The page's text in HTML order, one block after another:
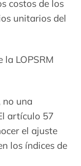
costos de los
unitarios del
la LOPSRM
no una
artículo 57
el ajuste
los índices de